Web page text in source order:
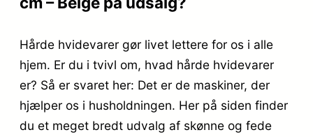
Hårde hvidevarer gør livet lettere for os i alle
hjem. Er du i tvivl om, hvad hårde hvidevarer
er? Så er svaret her: Det er de maskiner, der
hjælper os i husholdningen. Her på siden finder
du et meget bredt udvalg af skønne og fede